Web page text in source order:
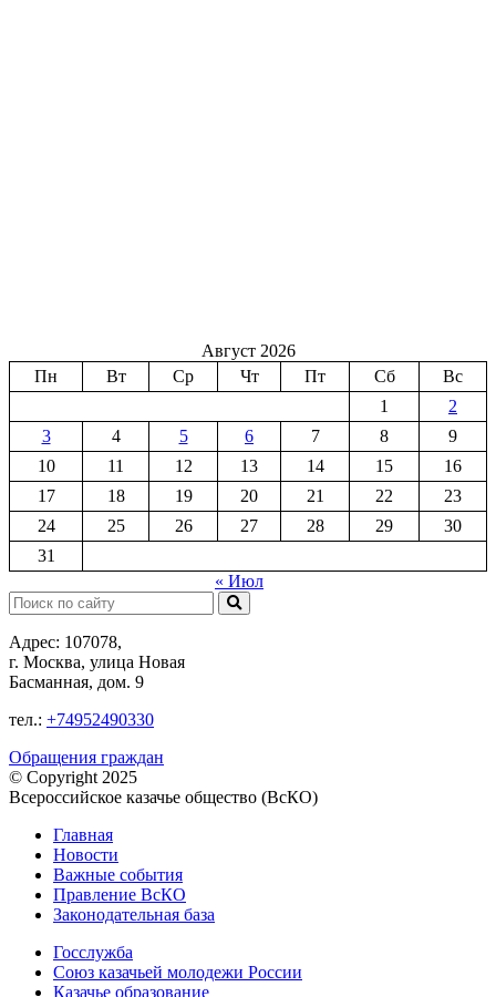
Август 2026
Пн
Вт Ср Чт Пт Сб
Вс
1
2
3
4 5 6 7 8
9
10
11 12 13 14 15
16
17
18 19 20 21 22
23
24
25 26 27 28 29
30
31
« Июл
Поиск:
Адрес: 107078,
г. Москва, улица Новая
Басманная, дом. 9
тел.: +74952490330
Обращения граждан
© Copyright 2025
Всероссийское казачье общество (ВсКО)
Главная
Новости
Важные события
Правление ВсКО
Законодательная база
Госслужба
Союз казачьей молодежи России
Казачье образование